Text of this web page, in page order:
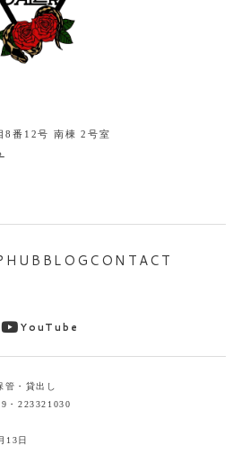
8番12号 南棟 2号室
HUB BLOGCONTACT
YouTube
・貸出し
・223321030
13日